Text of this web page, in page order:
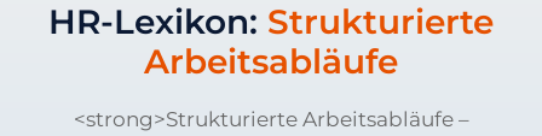
HR-Lexikon: Strukturierte
Arbeitsabläufe
<strong>Strukturierte Arbeitsabläufe –